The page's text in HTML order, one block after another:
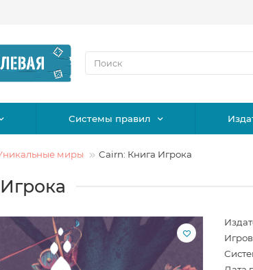
Системы правил
миры Cairn: Книга Игрока